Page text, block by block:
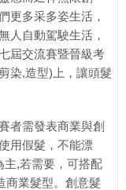
更多采多姿生活，
人自動駕駛生活，
屆交流賽暨晉級考
染,造型)上，讓頭髮
者需發表商業與創
用假髮，不能漂
主,若需要，可搭配
商業髮型。創意髮